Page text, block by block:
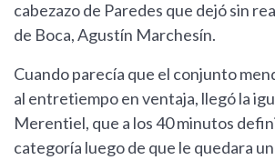
cabezazo de Paredes que dejó sin
de Boca, Agustín Marchesín.
Cuando parecía que el conjunto
al entretiempo en ventaja, llegó la
Merentiel, que a los 40 minutos
categoría luego de que le quedara